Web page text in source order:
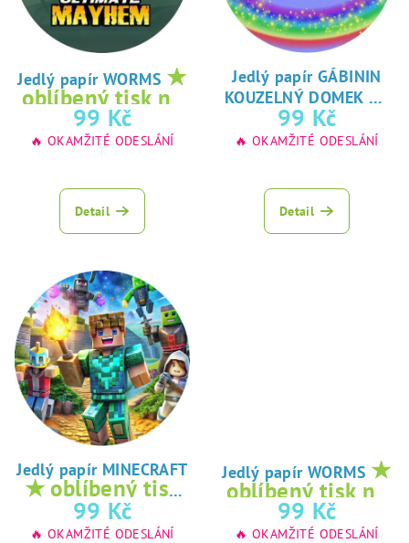
Jedlý papír WORMS ★
oblíbený tisk na
jedlý papír
99 Kč
🔥 OKAMŽITÉ ODESLÁNÍ
Detail
Jedlý papír GÁBININ
KOUZELNÝ DOMEK ★
oblíbený tisk na
jedlý papír
99 Kč
🔥 OKAMŽITÉ ODESLÁNÍ
Detail
Jedlý papír MINECRAFT
★ oblíbený tisk
na jedlý papír
99 Kč
🔥 OKAMŽITÉ ODESLÁNÍ
Jedlý papír WORMS ★
oblíbený tisk na
jedlý papír
99 Kč
🔥 OKAMŽITÉ ODESLÁNÍ